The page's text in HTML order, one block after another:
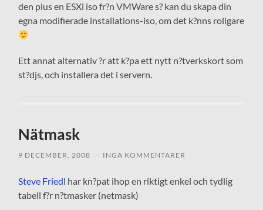
den plus en ESXi iso fr?n VMWare s? kan du skapa din
egna modifierade installations-iso, om det k?nns roligare
Ett annat alternativ ?r att k?pa ett nytt n?tverkskort som
st?djs, och installera det i servern.
Nätmask
9 DECEMBER, 2008 INGA KOMMENTARER
Steve Friedl har kn?pat ihop en riktigt enkel och tydlig
tabell f?r n?tmasker (netmask)